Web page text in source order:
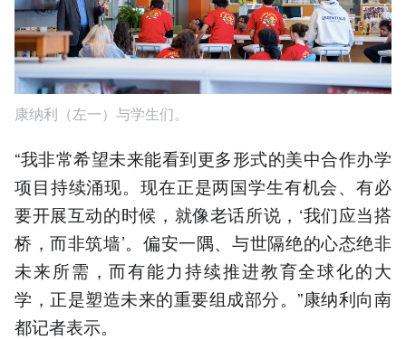
康纳利（左一）与学生们。
“我非常希望未来能看到更多形式的美中合作办学
项目持续涌现。现在正是两国学生有机会、有必
要开展互动的时候，就像老话所说，‘我们应当搭
桥，而非筑墙’。偏安一隅、与世隔绝的心态绝非
未来所需，而有能力持续推进教育全球化的大
学，正是塑造未来的重要组成部分。”康纳利向南
都记者表示。